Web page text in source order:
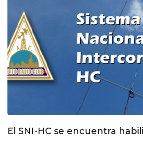
El SNI-HC se encuentra